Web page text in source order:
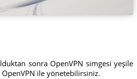
sonra OpenVPN simgesi yeşile
OpenVPN ile yönetebilirsiniz.